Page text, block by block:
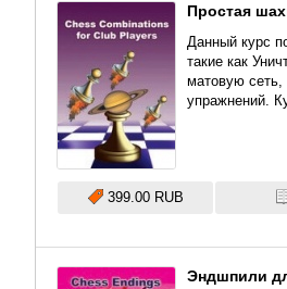
Простая
Данный курс
такие как
матовую сеть,
упражнений.
399.00 RUB
Эндшпили